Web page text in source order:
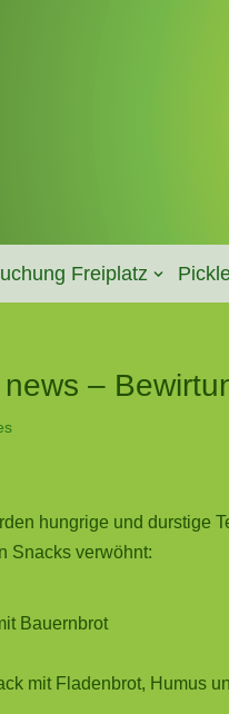
Freiplatz
–
hungrige und durstige
Snacks verwöhnt:
Bauernbrot
mit Fladenbrot, Humus